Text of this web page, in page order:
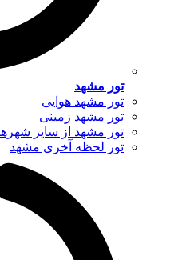
تور مشهد
تور مشهد هوایی
تور مشهد زمینی
تور مشهد از سایر شهرها
تور لحظه آخری مشهد